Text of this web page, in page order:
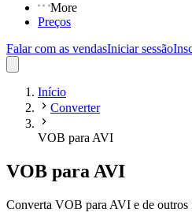
More
Preços
Falar com as vendasIniciar sessão
Início
Converter
VOB para AVI
VOB para AVI
Converta VOB para AVI e de